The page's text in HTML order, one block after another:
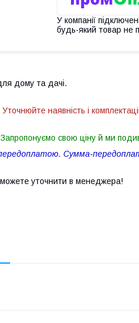
У компанії
будь-який товар не
дому та дачі.
Уточнюйте наявність і
Запропонуємо свою ціну й ми
передоплатою. Сумма-
уточнити в менеджера!